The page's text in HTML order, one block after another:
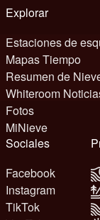
Explorar
Estaciones de
Mapas Tiempo
Resumen de
Whiteroom
Fotos
MiNieve
Sociales
Facebook
Instagram
TikTok